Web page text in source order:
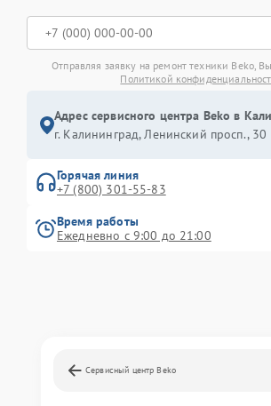
Отправляя заявку на ремонт техники Beko,
Политикой
Адрес сервисного центра Beko в
г. Калининград, Ленинский просп., 30
Горячая линия
+7 (800) 301-55-83
Время работы
Ежедневно с 9:00 до 21:00
Сервисный центр Beko